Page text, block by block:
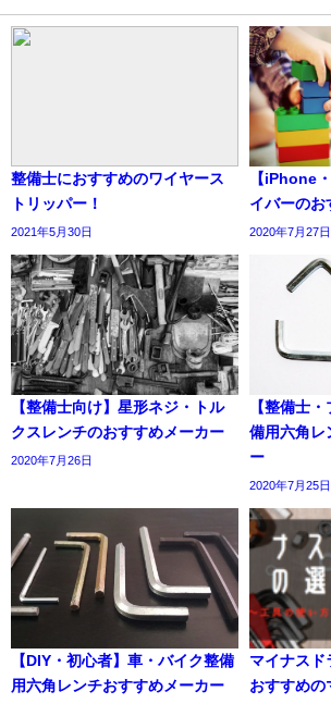
整備士におすすめのワイヤース
トリッパー！
2021年5月30日
【iPhone
イバーのお
2020年7月27日
【整備士向け】星形ネジ・トル
クスレンチのおすすめメーカー
2020年7月26日
【整備士
備用六角レ
ー
2020年7月25日
【DIY・初心者】車・バイク整備
用六角レンチおすすめメーカー
マイナスド
おすすめの